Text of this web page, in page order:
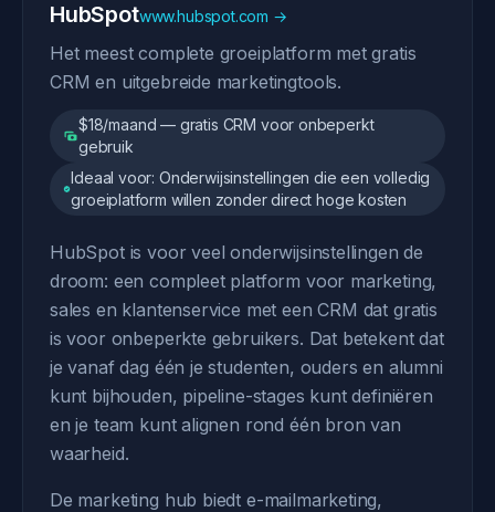
HubSpotwww.hubspot.com →
Het meest complete groeiplatform met gratis
CRM en uitgebreide marketingtools.
$18/maand — gratis CRM voor onbeperkt
gebruik
Ideaal voor: Onderwijsinstellingen die een volledig
groeiplatform willen zonder direct hoge kosten
HubSpot is voor veel onderwijsinstellingen de
droom: een compleet platform voor marketing,
sales en klantenservice met een CRM dat gratis
is voor onbeperkte gebruikers. Dat betekent dat
je vanaf dag één je studenten, ouders en alumni
kunt bijhouden, pipeline-stages kunt definiëren
en je team kunt alignen rond één bron van
waarheid.
De marketing hub biedt e-mailmarketing,